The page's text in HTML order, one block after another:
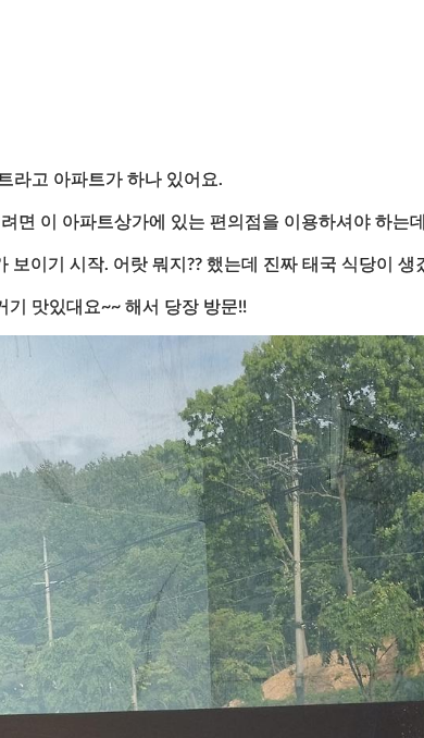
라고 아파트가 하나 있어요.
면 이 아파트상가에 있는 편의점을 이용하셔야 하는데
보이기 시작. 어랏 뭐지?? 했는데 진짜 태국 식당이 생
기 맛있대요~~ 해서 당장 방문!!